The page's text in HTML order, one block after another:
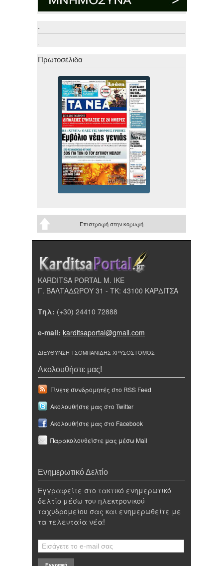
.
.
Πρωτοσέλιδα
Επιστροφή στην κορυφή
KARDITSA PORTAL Μ. ΙΚΕ
Γ. ΒΑΛΤΑΔΩΡΟΥ 31 - ΤΚ: 43100 ΚΑΡΔΙΤΣΑ
Τηλ: (+30) 24410 72888
e-mail: karditsaportal@gmail.com
ΔΙΕΥΘΥΝΣΗ ΤΣΟΜΠΑΝΙΔΗΣ ΧΡΥΣΟΣΤΟΜΟΣ
Ακολουθήστε μας!
Γίνετε συνδρομητές στο RSS Feed
Ακολουθήστε μας στο Twitter
Ακολουθήστε μας στο Facebook
Παρακολουθείστε μας μέσω Mail
Ενημερωτικό Δελτίο
Εγγραφείτε στο τακτικό ενημερωτικό
δελτίο μέσω του ηλεκτρονικού
ταχυδρομείου σας και ενημερωθείτε με
τα τελευταία νέα!